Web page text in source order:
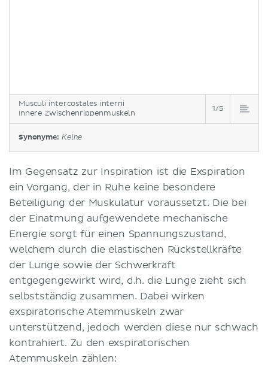
Musculi intercostales interni
Innere Zwischenrippenmuskeln
1/5
Synonyme: Keine
Im Gegensatz zur Inspiration ist die Exspiration
ein Vorgang, der in Ruhe keine besondere
Beteiligung der Muskulatur voraussetzt. Die bei
der Einatmung aufgewendete mechanische
Energie sorgt für einen Spannungszustand,
welchem durch die elastischen Rückstellkräfte
der Lunge sowie der Schwerkraft
entgegengewirkt wird, d.h. die Lunge zieht sich
selbstständig zusammen. Dabei wirken
exspiratorische Atemmuskeln zwar
unterstützend, jedoch werden diese nur schwach
kontrahiert. Zu den exspiratorischen
Atemmuskeln zählen: